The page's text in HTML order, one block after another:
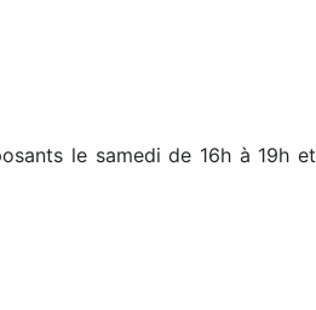
le samedi de 16h à 19h et